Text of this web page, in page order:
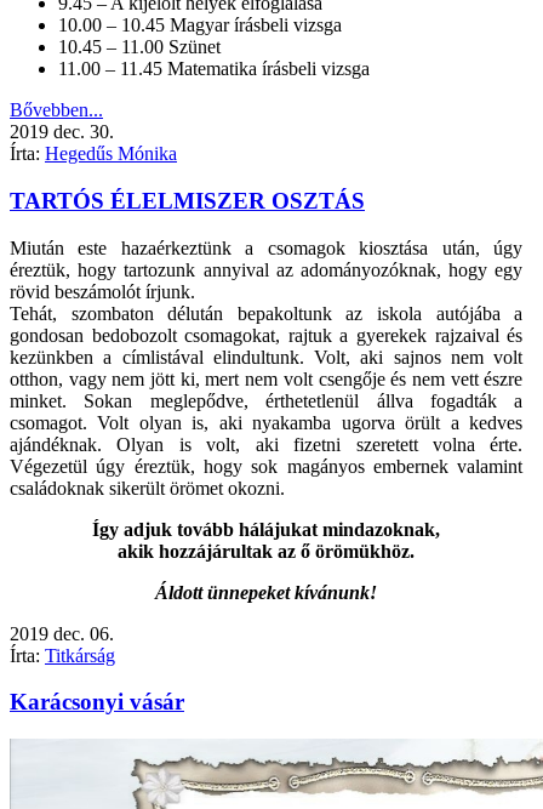
10.00 – 10.45 Magyar írásbeli vizsga
10.45 – 11.00 Szünet
11.00 – 11.45 Matematika írásbeli vizsga
Bővebben...
2019 dec. 30.
Írta: Hegedűs Mónika
TARTÓS ÉLELMISZER OSZTÁS
Miután este hazaérkeztünk a csomagok kiosztása után, úgy
éreztük, hogy tartozunk annyival az adományozóknak, hogy egy
rövid beszámolót írjunk.
Tehát, szombaton délután bepakoltunk az iskola autójába a
gondosan bedobozolt csomagokat, rajtuk a gyerekek rajzaival és
kezünkben a címlistával elindultunk. Volt, aki sajnos nem volt
otthon, vagy nem jött ki, mert nem volt csengője és nem vett észre
minket. Sokan meglepődve, érthetetlenül állva fogadták a
csomagot. Volt olyan is, aki nyakamba ugorva örült a kedves
ajándéknak. Olyan is volt, aki fizetni szeretett volna érte.
Végezetül úgy éreztük, hogy sok magányos embernek valamint
családoknak sikerült örömet okozni.
Így adjuk tovább hálájukat mindazoknak,
akik hozzájárultak az ő örömükhöz.
Áldott ünnepeket kívánunk!
2019 dec. 06.
Írta: Titkárság
Karácsonyi vásár